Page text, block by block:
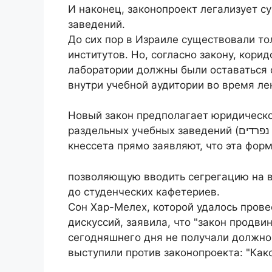
И наконец, законопроект легализует
заведений.
До сих пор в Израиле существовали
институтов. Но, согласно закону,
лаборатории должны были
внутри учебной аудитории во время
Новый закон предполагает
раздельных учебных заведений (מוסדות נפרדים). Противники закона, а также и юристы
кнессета прямо заявляют, что эта
позволяющую вводить сегрегацию на
до студенческих кафетериев.
Сон Хар-Мелех, которой удалось
дискуссий, заявила, что "закон
сегодняшнего дня не получали
выступили против законопроекта: